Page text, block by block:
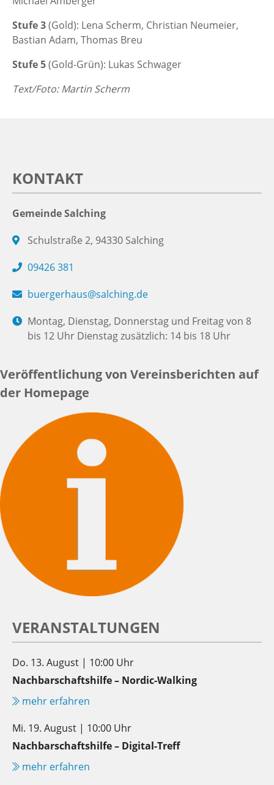
Stufe 3(Gold): Lena Scherm, Christian Neumeier,
Bastian Adam, Thomas Breu
Stufe 5(Gold-Grün): Lukas Schwager
Text/Foto: Martin Scherm
KONTAKT
Gemeinde Salching
Schulstraße 2, 94330 Salching
09426 381
buergerhaus@salching.de
Montag, Dienstag, Donnerstag und Freitag von 8
bis 12 Uhr Dienstag zusätzlich: 14 bis 18 Uhr
Veröffentlichung von Vereinsberichten auf
der Homepage
VERANSTALTUNGEN
Do. 13. August | 10:00 Uhr
Nachbarschaftshilfe – Nordic-Walking
mehr erfahren
Mi. 19. August | 10:00 Uhr
Nachbarschaftshilfe – Digital-Treff
mehr erfahren